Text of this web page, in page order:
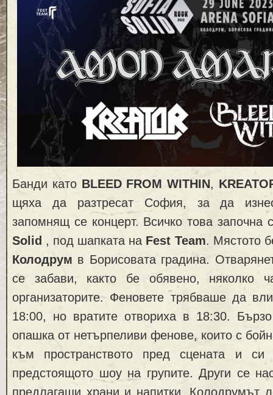
Банди като BLEED FROM WITHIN,
щяха да разтресат София, за да
запомнящ се концерт. Всичко това започна
Solid , под шапката на Fest Team. Мястото
Колодрум в Борисовата градина.
се забави, както бе обявено, няколко
организаторите. Феновете трябваше да
18:00, но вратите отвориха в 18:30.
опашка от нетърпеливи фенове, които с
към пространството пред сцената и си
предстоящото шоу на групите. Други се
предлагащи храни и напитки. Колодрумът